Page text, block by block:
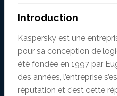
Introduction
Kaspersky est une
pour sa conception de
été fondée en 1997 par
des années, l’entreprise
réputation et c’est cette